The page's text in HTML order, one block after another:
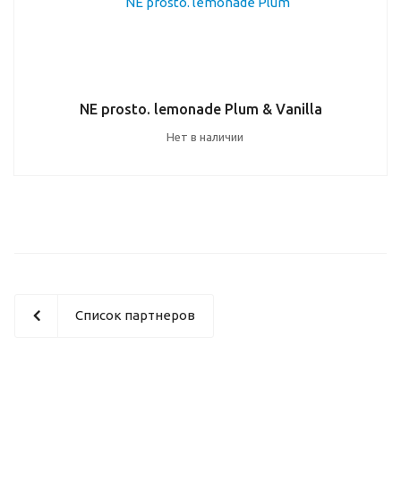
NE prosto. lemonade Plum & Vanilla
Нет в наличии
Список партнеров